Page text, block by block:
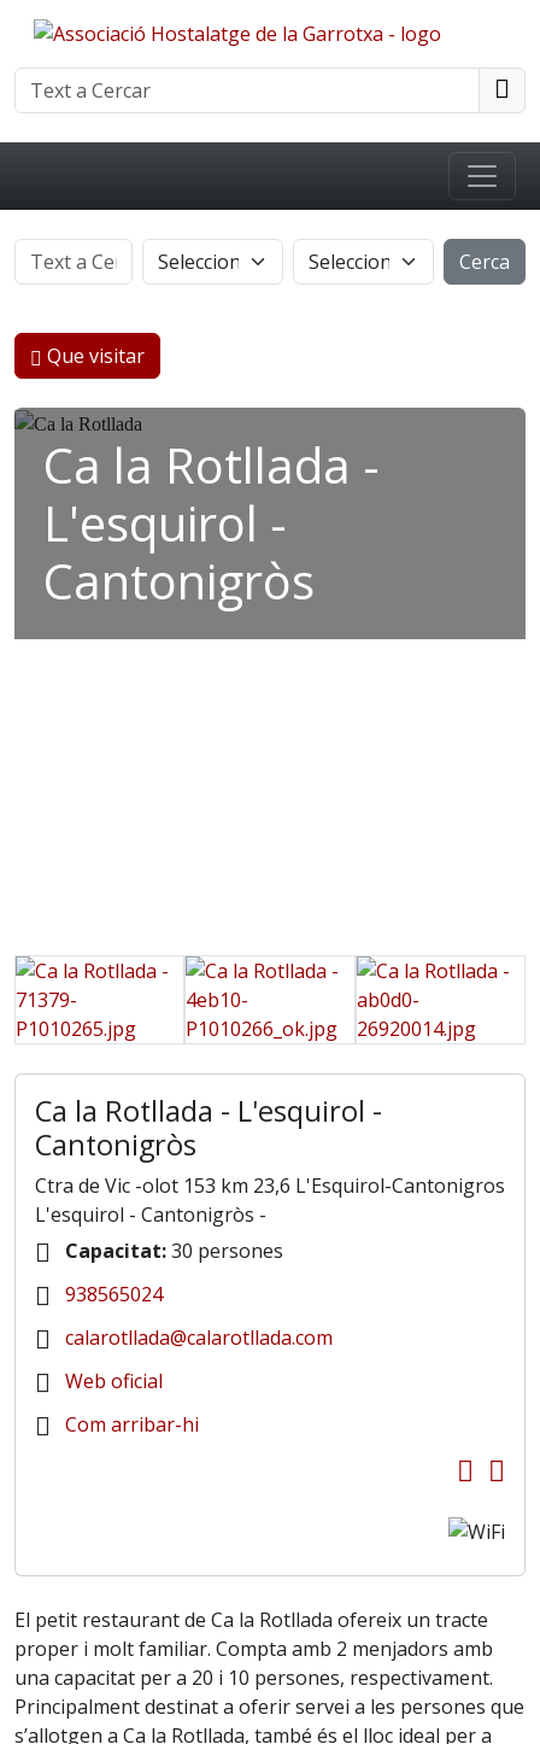
Cerca
Que visitar
Ca la Rotllada -
L'esquirol -
Cantonigròs
Ca la Rotllada - L'esquirol -
Cantonigròs
Ctra de Vic -olot 153 km 23,6 L'Esquirol-Cantonigros
L'esquirol - Cantonigròs -
Capacitat:30 persones
938565024
calarotllada@calarotllada.com
Web oficial
Com arribar-hi
El petit restaurant de Ca la Rotllada ofereix un tracte
proper i molt familiar. Compta amb 2 menjadors amb
una capacitat per a 20 i 10 persones, respectivament.
Principalment destinat a oferir servei a les persones que
s’allotgen a Ca la Rotllada, també és el lloc ideal per a